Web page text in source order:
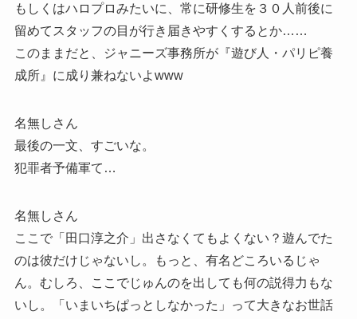
もしくはハロプロみたいに、常に研修生を３０人前後に
留めてスタッフの目が行き届きやすくするとか……
このままだと、ジャニーズ事務所が『遊び人・パリピ養
成所』に成り兼ねないよwww
名無しさん
最後の一文、すごいな。
犯罪者予備軍て…
名無しさん
ここで「田口淳之介」出さなくてもよくない？遊んでた
のは彼だけじゃないし。もっと、有名どころいるじゃ
ん。むしろ、ここでじゅんのを出しても何の説得力もな
いし。「いまいちぱっとしなかった」って大きなお世話